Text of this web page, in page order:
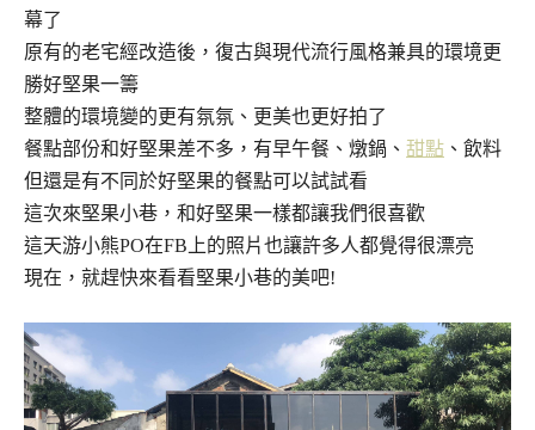
幕了
原有的老宅經改造後，復古與現代流行風格兼具的環境更
勝好堅果一籌
整體的環境變的更有氛氛、更美也更好拍了
餐點部份和好堅果差不多，有早午餐、燉鍋、 甜點 、飲料
但還是有不同於好堅果的餐點可以試試看
這次來堅果小巷，和好堅果一樣都讓我們很喜歡
這天游小熊PO在FB上的照片也讓許多人都覺得很漂亮
現在，就趕快來看看堅果小巷的美吧!